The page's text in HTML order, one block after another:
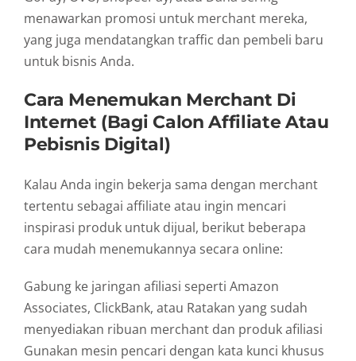
menawarkan promosi untuk merchant mereka,
yang juga mendatangkan traffic dan pembeli baru
untuk bisnis Anda.
Cara Menemukan Merchant Di
Internet (BagiCalonAffiliateAtau
Pebisnis Digital)
Kalau Anda ingin bekerja sama dengan merchant
tertentu sebagai affiliateatau ingin mencari
inspirasi produk untuk dijual, berikut beberapa
cara mudah menemukannya secara online:
Gabung ke jaringan afiliasi seperti Amazon
Associates, ClickBank, atau Ratakan yang sudah
menyediakan ribuan merchant dan produkafiliasi
Gunakan mesin pencari dengan kata kunci khusus